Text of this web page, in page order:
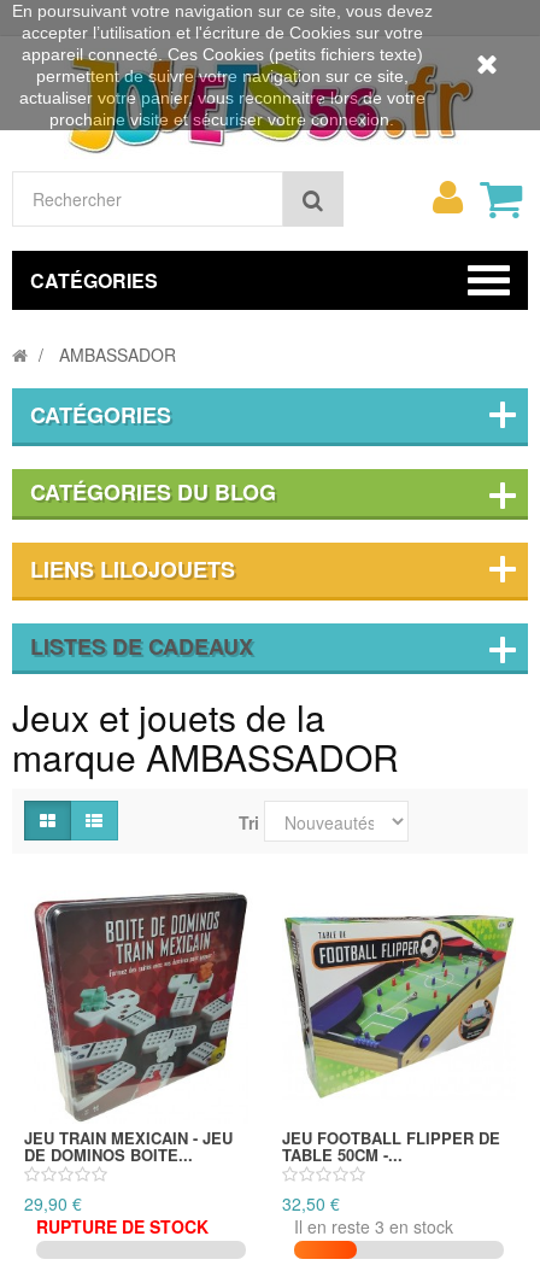
Rechercher
Mon
CATÉGORIES
AMBASSADOR
CATÉGORIES
CATÉGORIES DU BLOG
LIENS LILOJOUETS
LISTES DE CADEAUX
Jeux et jouets de la
marque AMBASSADOR
Tri
JEU TRAIN MEXICAIN - JEU
DE DOMINOS BOITE...
29,90 €
RUPTURE DE STOCK
JEU FOOTBALL FLIPPER DE
TABLE 50CM -...
32,50 €
Il en reste 3 en stock
En poursuivant votre navigation sur ce site, vous devez
accepter l’utilisation et l'écriture de Cookies sur votre
appareil connecté. Ces Cookies (petits fichiers texte)
permettent de suivre votre navigation sur ce site,
actualiser votre panier, vous reconnaitre lors de votre
prochaine visite et sécuriser votre connexion.